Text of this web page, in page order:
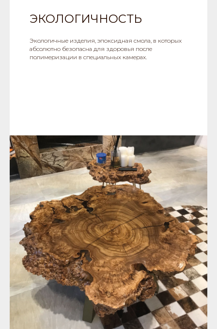
ЭКОЛОГИЧНОСТЬ
Экологичные изделия, эпоксидная смола, в которых
абсолютно безопасна для здоровья после
полимеризации в специальных камерах.